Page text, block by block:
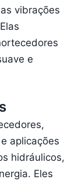
vibrações
e
aplicações
hidráulicos,
Eles